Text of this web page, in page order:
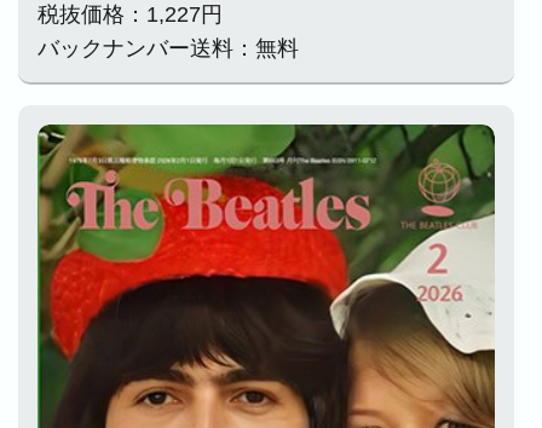
税抜価格：1,227円
バックナンバー送料：無料